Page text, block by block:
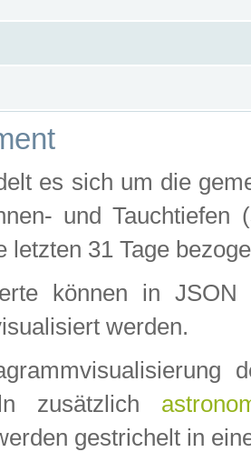
es sich um die
und Tauchtiefen
letzten 31 Tage
können in
werden.
zusätzlich
gestrichelt in